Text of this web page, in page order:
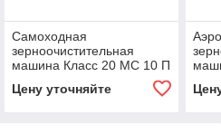
Самоходная
зерноочистительная
машина Класс 20 МС 10 П
Цену уточняйте